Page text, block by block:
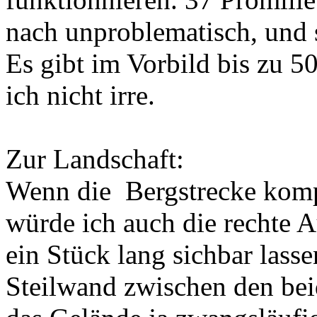
nach unproblematisch,
Es gibt im Vorbild bis zu
ich nicht irre.
Zur Landschaft:
Wenn die Bergstrecke
würde ich auch die rechte
ein Stück lang sichbar
Steilwand zwischen den